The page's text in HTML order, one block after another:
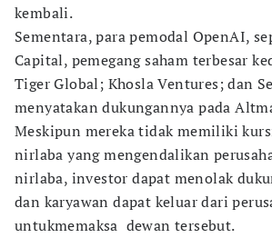
kembali.
Sementara, para pemodal OpenAI,
Capital, pemegang saham terbesar
Tiger Global; Khosla Ventures; dan
menyatakan dukungannya pada
Meskipun mereka tidak memiliki
nirlaba yang mengendalikan
nirlaba, investor dapat menolak
dan karyawan dapat keluar dari
untukmemaksa dewan tersebut.